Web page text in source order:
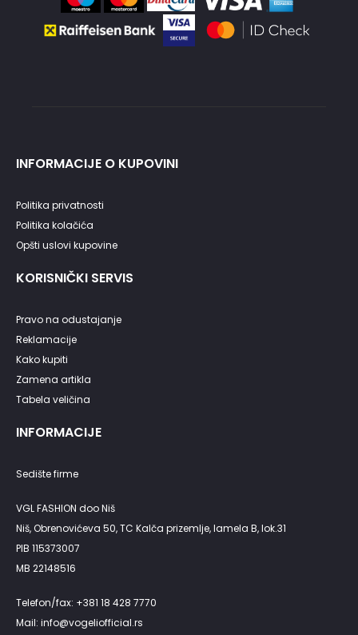
INFORMACIJE O KUPOVINI
Politika privatnosti
Politika kolačića
Opšti uslovi kupovine
KORISNIČKI SERVIS
Pravo na odustajanje
Reklamacije
Kako kupiti
Zamena artikla
Tabela veličina
INFORMACIJE
Sedište firme
VGL FASHION doo Niš
Niš, Obrenovićeva 50, TC Kalča prizemlje, lamela B, lok.31
PIB 115373007
MB 22148516
Telefon/fax: +381 18 428 7770
Mail: info@vogeliofficial.rs